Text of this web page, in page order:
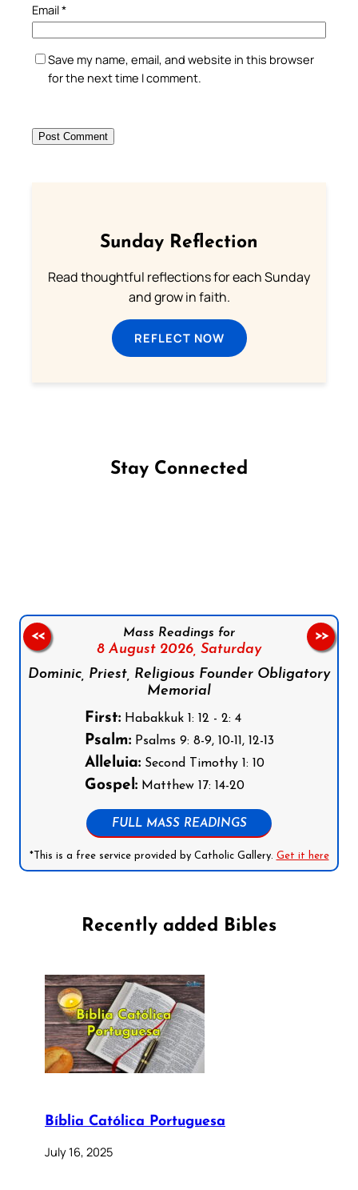
Email*
Save my name, email, and website in this browser
for the next time I comment.
Sunday Reflection
Read thoughtful reflections for each Sunday
and grow in faith.
REFLECT NOW
Stay Connected
Mass Readings for
8 August 2026, Saturday
Dominic, Priest, Religious Founder Obligatory
Memorial
First:Habakkuk 1: 12 - 2: 4
Psalm:Psalms 9: 8-9, 10-11, 12-13
Alleluia:Second Timothy 1: 10
Gospel:Matthew 17: 14-20
FULL MASS READINGS
*This is a free service provided by Catholic Gallery. Get it here
<< >>
Recently added Bibles
Bíblia Católica Portuguesa
July 16, 2025